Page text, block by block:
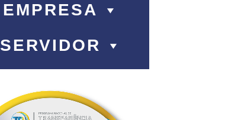
EMPRESA
SERVIDOR